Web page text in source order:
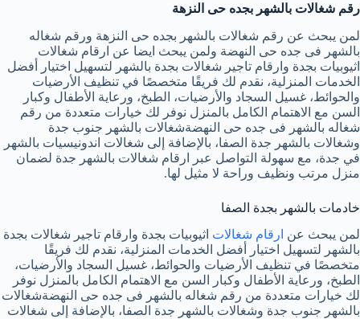
رقم شغالات بالشهر بجده حى النزهة
لمن يبحث عن رقم شغالات بالشهر بجده حى النزهة ورقم شغاله
بالشهر فى جده حى النهضة ولمن يبحث ايضا عن ارقام شغالات
اثيوبيات بجدة وارقام تاجير شغالات بجدة بالشهر لتسهيل اختيار أفضل
الخدمات المنزلية، نقدم لك فريقًا متخصصًا في تنظيف الأرضيات
والحوائط، غسيل السجاد والأرضيات، الطبخ، ورعاية الأطفال وكبار
السن مع الاهتمام الكامل بالمنزل نوفر لك خيارات متعددة من رقم
شغاله بالشهر فى جده حى النهضةشغالات بالشهر جنوب جدة
وشغالات بالشهر جدة الصفا، بالإضافة إلى شغالات اندونيسيات بالشهر
في جدة، مع سهولة التواصل عبر ارقام شغالات بالشهر جدة لضمان
منزل مرتب ونظيف وراحة لا مثيل لها.
خادمات بالشهر بجدة الصفا
لمن يبحث عن ارقام شغالات اثيوبيات بجدة وارقام تاجير شغالات بجدة
بالشهر لتسهيل اختيار أفضل الخدمات المنزلية، نقدم لك فريقًا
متخصصًا في تنظيف الأرضيات والحوائط، غسيل السجاد والأرضيات،
الطبخ، ورعاية الأطفال وكبار السن مع الاهتمام الكامل بالمنزل نوفر
لك خيارات متعددة من رقم شغاله بالشهر فى جده حى النهضةشغالات
بالشهر جنوب جدة وشغالات بالشهر جدة الصفا، بالإضافة إلى شغالات